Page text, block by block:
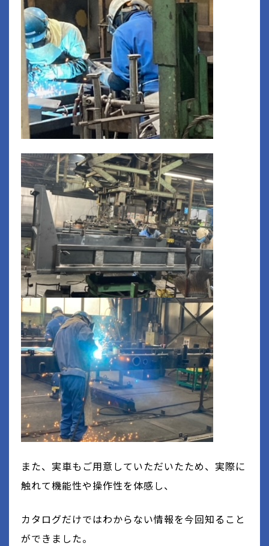
また、実車もご用意していただいたため、実際に
触れて機能性や操作性を体感し、
カタログだけではわからない情報を今回知ること
ができました。